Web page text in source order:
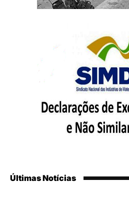
Últimas Notícias